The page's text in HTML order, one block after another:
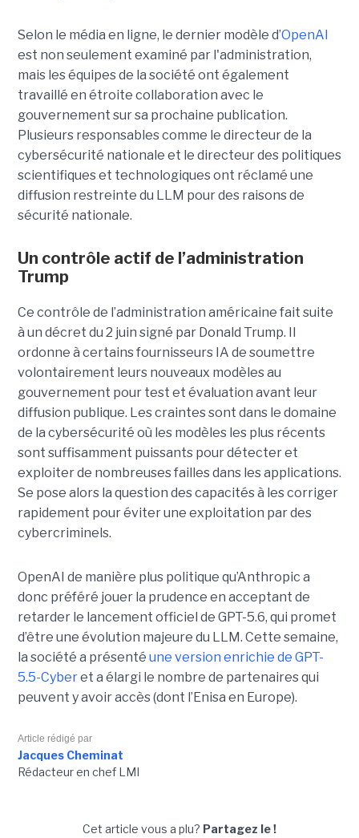
Selon le média en ligne, le dernier modèle d’OpenAI
est non seulement examiné par l'administration,
mais les équipes de la société ont également
travaillé en étroite collaboration avec le
gouvernement sur sa prochaine publication.
Plusieurs responsables comme le directeur de la
cybersécurité nationale et le directeur des politiques
scientifiques et technologiques ont réclamé une
diffusion restreinte du LLM pour des raisons de
sécurité nationale.
Un contrôle actif de l’administration
Trump
Ce contrôle de l’administration américaine fait suite
à un décret du 2 juin signé par Donald Trump. Il
ordonne à certains fournisseurs IA de soumettre
volontairement leurs nouveaux modèles au
gouvernement pour test et évaluation avant leur
diffusion publique. Les craintes sont dans le domaine
de la cybersécurité où les modèles les plus récents
sont suffisamment puissants pour détecter et
exploiter de nombreuses failles dans les applications.
Se pose alors la question des capacités à les corriger
rapidement pour éviter une exploitation par des
cybercriminels.
OpenAI de manière plus politique qu’Anthropic a
donc préféré jouer la prudence en acceptant de
retarder le lancement officiel de GPT-5.6, qui promet
d’être une évolution majeure du LLM. Cette semaine,
la société a présenté une version enrichie de GPT-
5.5-Cyberet a élargi le nombre de partenaires qui
peuvent y avoir accès (dont l’Enisa en Europe).
Article rédigé par
Jacques Cheminat
Rédacteur en chef LMI
Cet article vous a plu? Partagez le !